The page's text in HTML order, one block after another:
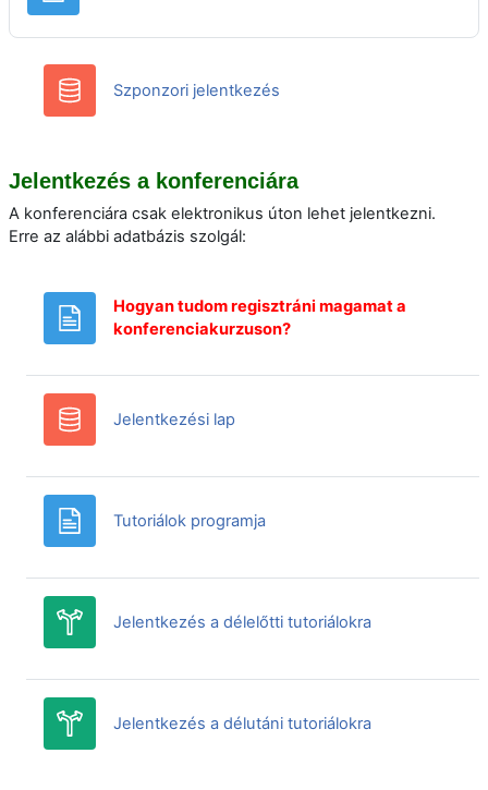
Szponzori jelentkezés
Jelentkezés a konferenciára
A konferenciára csak elektronikus úton lehet jelentkezni.
Erre az alábbi adatbázis szolgál:
Hogyan tudom regisztráni magamat a
konferenciakurzuson?Oldal
Jelentkezési lap
Tutoriálok programjaOldal
Jelentkezés a délelőtti tutoriálokraVálasztás
Jelentkezés a délutáni tutoriálokraVálasztás